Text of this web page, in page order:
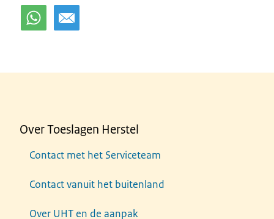
Over Toeslagen Herstel
Contact met het Serviceteam
Contact vanuit het buitenland
Over UHT en de aanpak